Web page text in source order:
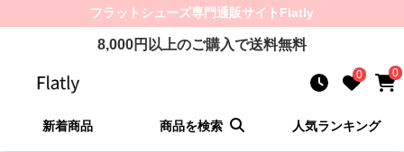
フラットシューズ専門通販サイト Flatly
8,000円以上のご購入で送料無料
0 0
新着商品 商品を検索 人気ランキング